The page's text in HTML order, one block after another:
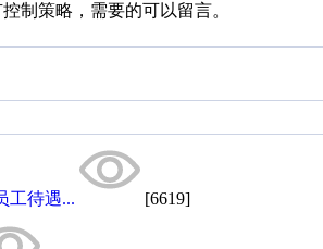
制策略，需要的可以留言。
工待遇... [6619]